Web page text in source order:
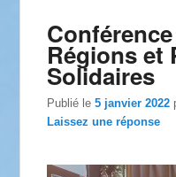
Régions et
Solidaires
Publié le5 janvier 2022
Laissez une réponse